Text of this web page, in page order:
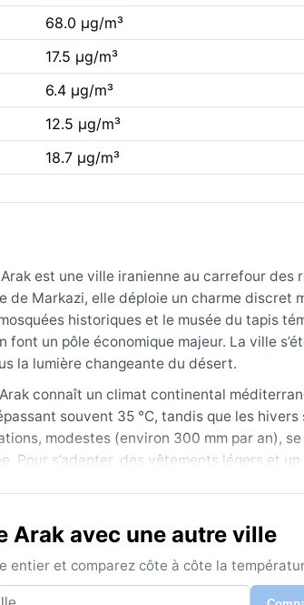
68.0 µg/m³
17.5 µg/m³
6.4 µg/m³
12.5 µg/m³
18.7 µg/m³
est une ville iranienne au carrefour des
de Markazi, elle déploie un charme discret
historiques et le musée du tapis
un pôle économique majeur. La ville
la lumière changeante du désert.
connaît un climat continental
souvent 35 °C, tandis que les
modestes (environ 300 mm par an),
Pour s’adapter, des vêtements légers et
L’hiver peut apporter des chutes
la chaleur, reste agréable grâce à la
tempêtes de sable légères, mais les
offre aux voyageurs une expérience
Arak avec une autre ville
entier et comparez côte à côte la